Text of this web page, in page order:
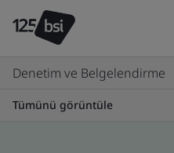
Denetim ve Belgelendirme
Tümünü görüntüle